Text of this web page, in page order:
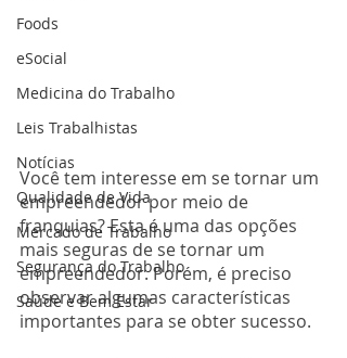
Foods
eSocial
Medicina do Trabalho
Leis Trabalhistas
Notícias
Qualidade de Vida
Mercado de Trabalho
Segurança do Trabalho
Saúde e Bem Estar
Você tem interesse em se tornar um
empreendedor por meio de
franquias? Esta é uma das opções
mais seguras de se tornar um
empreendedor. Porém, é preciso
observar algumas características
importantes para se obter sucesso.